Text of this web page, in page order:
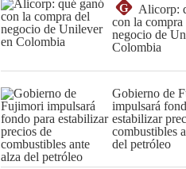
G
Alicorp:
con la compra
negocio de
Colombia
Gobierno de
impulsará
estabilizar
combustibles
del petróleo